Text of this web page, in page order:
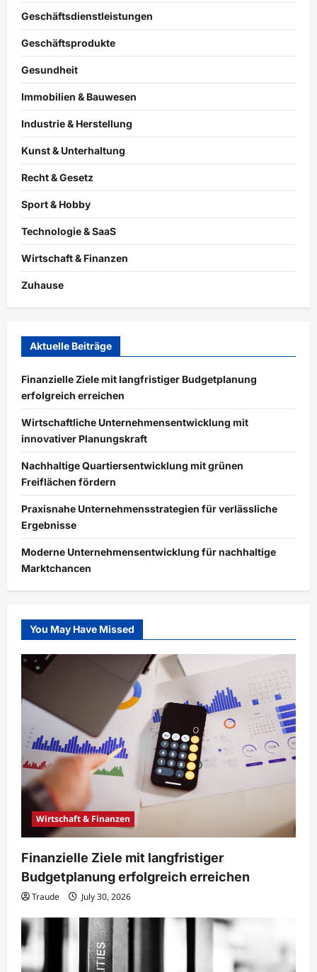
Geschäftsdienstleistungen
Geschäftsprodukte
Gesundheit
Immobilien & Bauwesen
Industrie & Herstellung
Kunst & Unterhaltung
Recht & Gesetz
Sport & Hobby
Technologie & SaaS
Wirtschaft & Finanzen
Zuhause
Aktuelle Beiträge
Finanzielle Ziele mit langfristiger Budgetplanung
erfolgreich erreichen
Wirtschaftliche Unternehmensentwicklung mit
innovativer Planungskraft
Nachhaltige Quartiersentwicklung mit grünen
Freiflächen fördern
Praxisnahe Unternehmensstrategien für verlässliche
Ergebnisse
Moderne Unternehmensentwicklung für nachhaltige
Marktchancen
You May Have Missed
Wirtschaft & Finanzen
Finanzielle Ziele mit langfristiger
Budgetplanung erfolgreich erreichen
Traude July 30, 2026